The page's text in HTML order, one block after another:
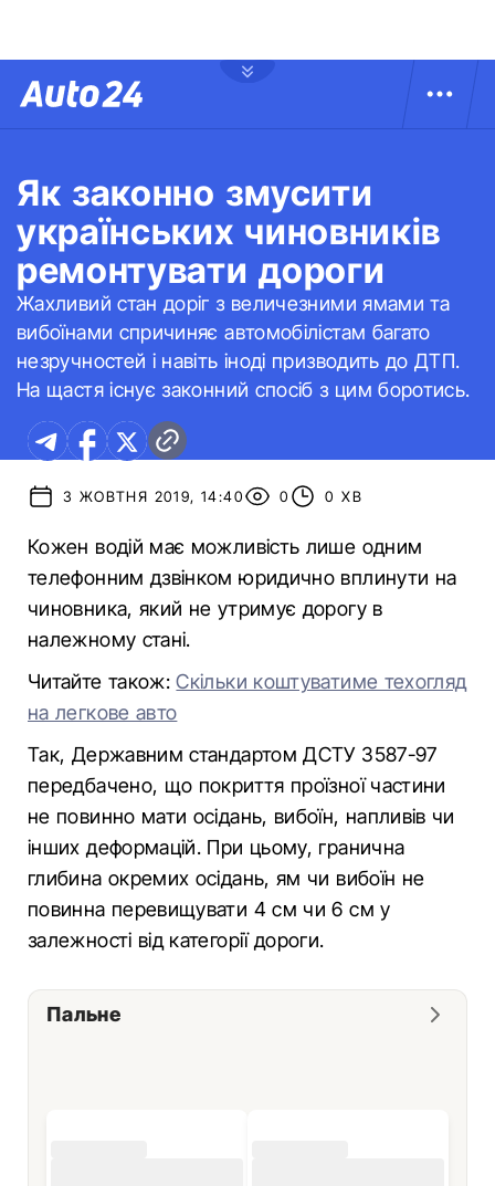
Як законно змусити
українських чиновників
ремонтувати дороги
Жахливий стан доріг з величезними ямами та
вибоїнами спричиняє автомобілістам багато
незручностей і навіть іноді призводить до ДТП.
На щастя існує законний спосіб з цим боротись.
3 ЖОВТНЯ 2019, 14:40 0 0 ХВ
Кожен водій має можливість лише одним
телефонним дзвінком юридично вплинути на
чиновника, який не утримує дорогу в
належному стані.
Читайте також:Скільки коштуватиме техогляд
на легкове авто
Так, Державним стандартом ДСТУ 3587-97
передбачено, що покриття проїзної частини
не повинно мати осідань, вибоїн, напливів чи
інших деформацій. При цьому, гранична
глибина окремих осідань, ям чи вибоїн не
повинна перевищувати 4 см чи 6 см у
залежності від категорії дороги.
Пальне